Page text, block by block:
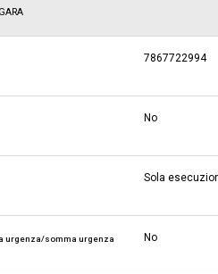
7867722994
No
Sola
urgenza/somma urgenza No